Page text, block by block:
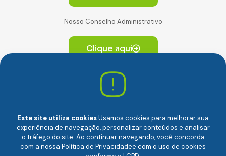
Nosso Conselho Administrativo
Clique aqui
Av. Paulista, 2064. Conjunto 14, (Edifício Paulista) -
CEP 01310-928 Consolação – São Paulo/SP
Este site utiliza cookiesUsamos cookies para melhorar sua
experiência de navegação, personalizar conteúdos e analisar
o tráfego do site. Ao continuar navegando, você concorda
com a nossa Política de Privacidadee com o uso de cookies